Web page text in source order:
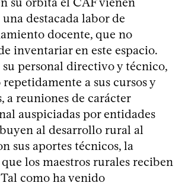
destacada labor de
docente, que no
inventariar en este espacio.
su personal directivo y técnico,
a sus cursos y
a reuniones de carácter
auspiciadas por entidades
al desarrollo rural al
sus aportes técnicos, la
los maestros rurales reciben
como ha venido